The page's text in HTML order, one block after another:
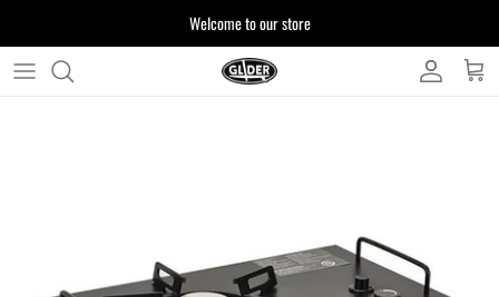
ッ
Welcome to our store
注文について 製品について